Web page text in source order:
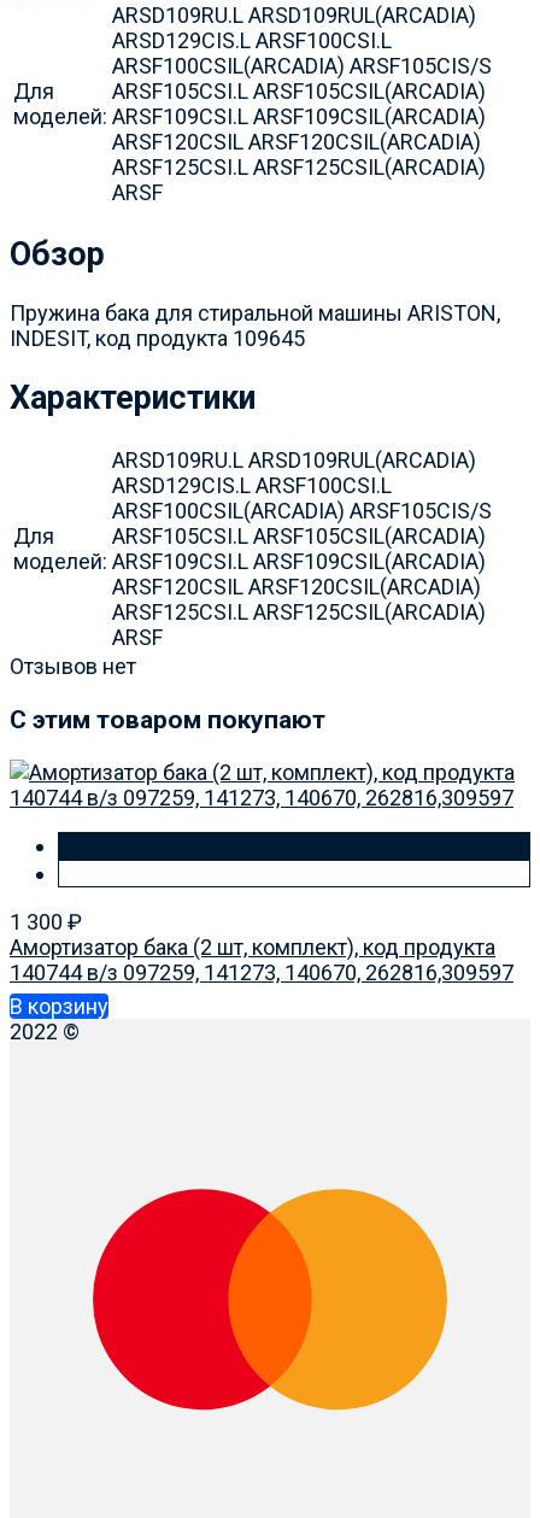
Для
моделей:
ARSD109RU.L ARSD109RUL(ARCADIA)
ARSD129CIS.L ARSF100CSI.L
ARSF100CSIL(ARCADIA) ARSF105CIS/S
ARSF105CSI.L ARSF105CSIL(ARCADIA)
ARSF109CSI.L ARSF109CSIL(ARCADIA)
ARSF120CSIL ARSF120CSIL(ARCADIA)
ARSF125CSI.L ARSF125CSIL(ARCADIA)
ARSF
Обзор
Пружина бака для стиральной машины ARISTON,
INDESIT, код продукта 109645
Характеристики
Для
моделей:
ARSD109RU.L ARSD109RUL(ARCADIA)
ARSD129CIS.L ARSF100CSI.L
ARSF100CSIL(ARCADIA) ARSF105CIS/S
ARSF105CSI.L ARSF105CSIL(ARCADIA)
ARSF109CSI.L ARSF109CSIL(ARCADIA)
ARSF120CSIL ARSF120CSIL(ARCADIA)
ARSF125CSI.L ARSF125CSIL(ARCADIA)
ARSF
Отзывов нет
C этим товаром покупают
1 300 ₽
Амортизатор бака (2 шт, комплект), код продукта
140744 в/з 097259, 141273, 140670, 262816,309597
В корзину
2022 ©